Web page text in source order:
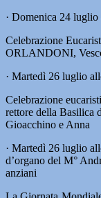
· Domenica 24
Celebrazione
ORLANDONI,
· Martedì 26 luglio
Celebrazione
rettore della Basilica
Gioacchino e Anna
· Martedì 26 luglio
d’organo del M°
anziani